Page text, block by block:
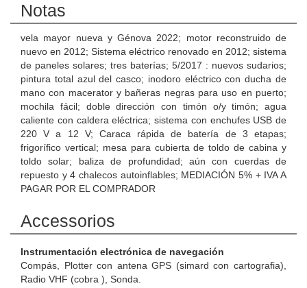
Notas
vela mayor nueva y Génova 2022; motor reconstruido de
nuevo en 2012; Sistema eléctrico renovado en 2012; sistema
de paneles solares; tres baterías; 5/2017 : nuevos sudarios;
pintura total azul del casco; inodoro eléctrico con ducha de
mano con macerator y bañeras negras para uso en puerto;
mochila fácil; doble dirección con timón o/y timón; agua
caliente con caldera eléctrica; sistema con enchufes USB de
220 V a 12 V; Caraca rápida de batería de 3 etapas;
frigorífico vertical; mesa para cubierta de toldo de cabina y
toldo solar; baliza de profundidad; aún con cuerdas de
repuesto y 4 chalecos autoinflables; MEDIACIÓN 5% + IVA A
PAGAR POR EL COMPRADOR
Accessorios
Instrumentación electrónica de navegación
Compás, Plotter con antena GPS (simard con cartografia),
Radio VHF (cobra ), Sonda.